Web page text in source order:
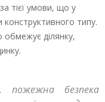
тієї умови, що у
типу.
обмежує ділянку,
пожежна безпека